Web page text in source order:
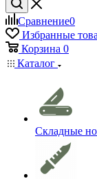
Сравнение0
Избранные
Корзина 0
Каталог
Складные